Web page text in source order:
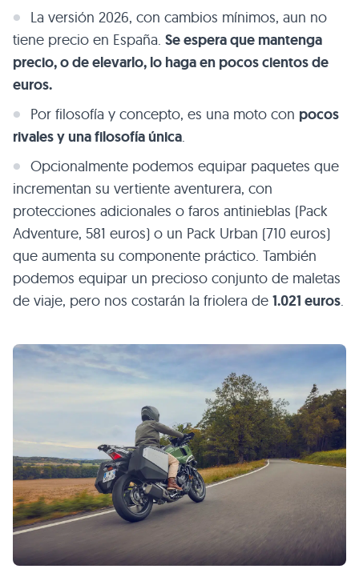
La versión 2026, con cambios mínimos, aun no
tiene precio en España. Se espera que mantenga
precio, o de elevarlo, lo haga en pocos cientos de
euros.
Por filosofía y concepto, es una moto con pocos
rivales y una filosofía única.
Opcionalmente podemos equipar paquetes que
incrementan su vertiente aventurera, con
protecciones adicionales o faros antinieblas (Pack
Adventure, 581 euros) o un Pack Urban (710 euros)
que aumenta su componente práctico. También
podemos equipar un precioso conjunto de maletas
de viaje, pero nos costarán la friolera de 1.021 euros.